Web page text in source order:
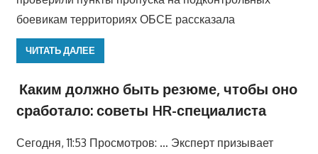
боевикам территориях ОБСЕ рассказала
ЧИТАТЬ ДАЛЕЕ
Каким должно быть резюме, чтобы оно
сработало: советы HR-специалиста
Сегодня, 11:53 Просмотров: … Эксперт призывает